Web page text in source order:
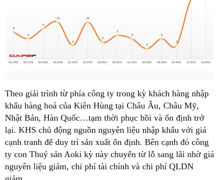
Theo giải trình từ phía công ty trong kỳ khách hàng nhập
khẩu hàng hoá của Kiên Hùng tại Châu Âu, Châu Mỹ,
Nhật Bản, Hàn Quốc…tạm thời phục hồi và ổn định trở
lại. KHS chủ động nguồn nguyên liệu nhập khẩu với giá
cạnh tranh để duy trì sản xuất ổn định. Bên cạnh đó công
ty con Thuỷ sản Aoki kỳ này chuyển từ lỗ sang lãi nhờ giá
nguyên liệu giảm, chi phí tài chính và chi phí QLDN